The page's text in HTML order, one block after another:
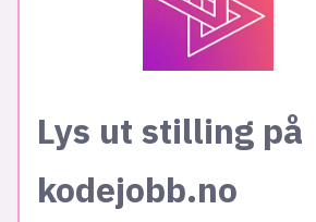
Lys ut stilling på
kodejobb.no